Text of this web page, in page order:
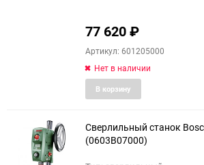
77 620₽
Артикул: 601205000
Нет в наличии
В корзину
Сверлильный станок
(0603B07000)